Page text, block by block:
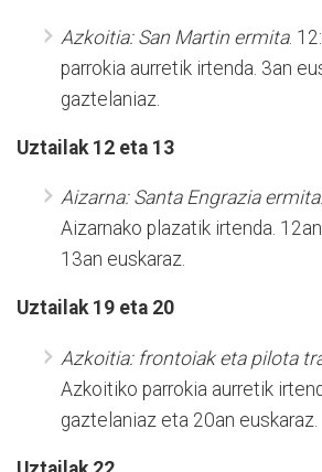
Azkoitia: San Martin ermita.
parrokia aurretik irtenda. 3an
gaztelaniaz.
Uztailak 12 eta 13
Aizarna: Santa Engrazia ermita
Aizarnako plazatik irtenda.
13an euskaraz.
Uztailak 19 eta 20
Azkoitia: frontoiak eta pilota
Azkoitiko parrokia aurretik
gaztelaniaz eta 20an euskaraz.